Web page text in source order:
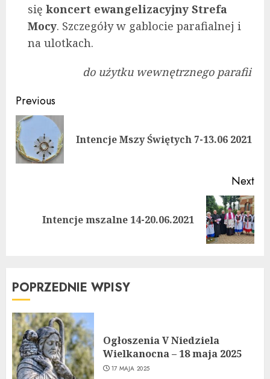
się koncert ewangelizacyjny Strefa
Mocy. Szczegóły w gablocie parafialnej i
na ulotkach.
do użytku wewnętrznego parafii
Continue
Reading
Previous
Intencje Mszy Świętych 7-13.06 2021
Next
Intencje mszalne 14-20.06.2021
POPRZEDNIE WPISY
Ogłoszenia V Niedziela
Wielkanocna – 18 maja 2025
17 MAJA 2025